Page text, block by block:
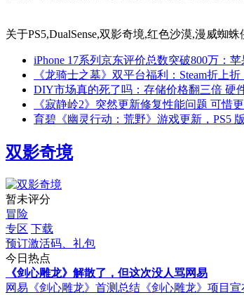
关于PS5,DualSense,双影奇境,红色沙漠,漫威蜘
iPhone 17系列京东评价总数突破800万：
《龙骑士之墓》双平台福利：Steam折上
DIY市场真的死了吗：存储价格翻三倍 硬
《寂静岭2》突然更新修复性能问题 可惜
育碧《幽灵行动：荒野》游戏更新，PS5
双影奇境
暂未评分
冒险
专区 下载
预订激活码、礼包
今日热点
《剑心雕龙》解散了，但这次没人骂网易
网易《剑心雕龙》首测总结 《剑心雕龙》项目